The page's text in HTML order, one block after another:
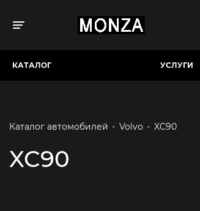
Toggle navigation
КАТАЛОГ УСЛУГИ
Каталог автомобилей - Volvo - XC90
XC90